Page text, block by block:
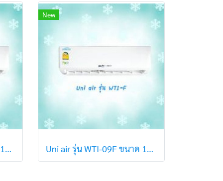
Uni air รุ่น WTI-12F ขนาด 12,119 BTU (R32) ปี2021
New
Uni air รุ่น WTI-09F ขนาด 10,105 BTU (R32) ปี2021